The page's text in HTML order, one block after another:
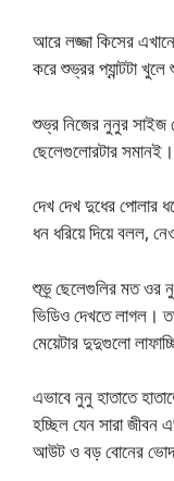
আরে লজ্জা কিসের
করে শুভ্রর প্যান্টটা
শুভ্র নিজের নুনুর সাইজ
ছেলেগুলোরটার সমানই।
দেখ দেখ দুধের পোলার
ধন ধরিয়ে দিয়ে বলল,
শুভ্র্ ছেলেগুলির মত ওর
ভিডিও দেখতে লাগল।
মেয়েটার দুদুগুলো
এভাবে নুনু হাতাতে
হচ্ছিল যেন সারা জীবন
আউট ও বড় বোনের